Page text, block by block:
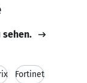
sehen.
Fortinet